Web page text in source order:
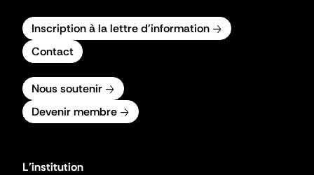
Inscription à la lettre d'information
Contact
Nous soutenir
Devenir membre
L'institution